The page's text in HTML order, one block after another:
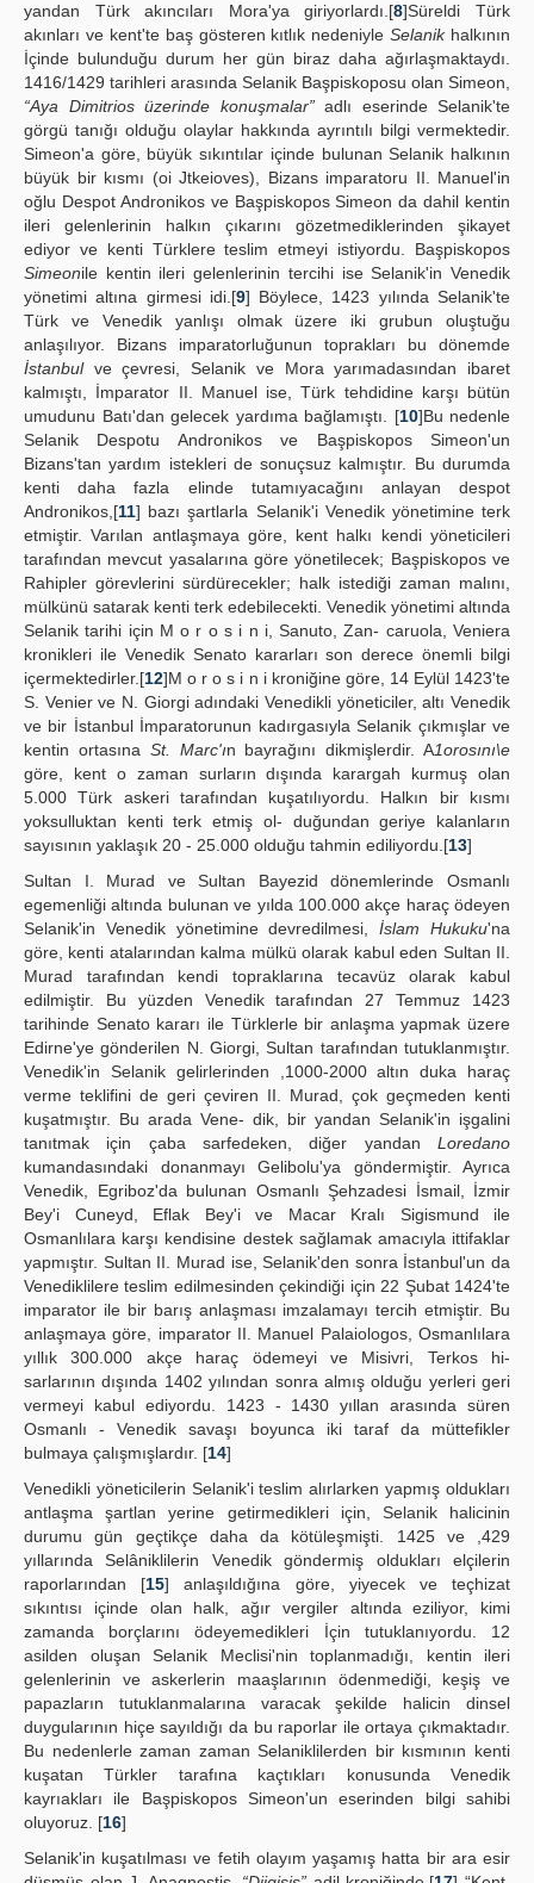
yandan Türk akıncıları Mora'ya giriyorlardı.[8]Süreldi Türk
akınları ve kent'te baş gösteren kıtlık nedeniyleSelanikhalkının
İçinde bulunduğu durum her gün biraz daha ağırlaşmaktaydı.
1416/1429 tarihleri arasında Selanik Başpiskoposu olan Simeon,
“Aya Dimitrios üzerinde konuşmalar”adlı eserinde Selanik'te
görgü tanığı olduğu olaylar hakkında ayrıntılı bilgi vermektedir.
Simeon'a göre, büyük sıkıntılar içinde bulunan Selanik halkının
büyük bir kısmı (oi Jtkeioves), Bizans imparatoru II. Manuel'in
oğlu Despot Andronikos ve Başpiskopos Simeon da dahil kentin
ileri gelenlerinin halkın çıkarını gözetmediklerinden şikayet
ediyor ve kenti Türklere teslim etmeyi istiyordu. Başpiskopos
Simeonile kentin ileri gelenlerinin tercihi ise Selanik'in Venedik
yönetimi altına girmesi idi.[9] Böylece, 1423 yılında Selanik'te
Türk ve Venedik yanlışı olmak üzere iki grubun oluştuğu
anlaşılıyor. Bizans imparatorluğunun toprakları bu dönemde
İstanbulve çevresi, Selanik ve Mora yarımadasından ibaret
kalmıştı, İmparator II. Manuel ise, Türk tehdidine karşı bütün
umudunu Batı'dan gelecek yardıma bağlamıştı. [10]Bu nedenle
Selanik Despotu Andronikos ve Başpiskopos Simeon'un
Bizans'tan yardım istekleri de sonuçsuz kalmıştır. Bu durumda
kenti daha fazla elinde tutamıyacağını anlayan despot
Andronikos,[11] bazı şartlarla Selanik'i Venedik yönetimine terk
etmiştir. Varılan antlaşmaya göre, kent halkı kendi yöneticileri
tarafından mevcut yasalarına göre yönetilecek; Başpiskopos ve
Rahipler görevlerini sürdürecekler; halk istediği zaman malını,
mülkünü satarak kenti terk edebilecekti. Venedik yönetimi altında
Selanik tarihi için M o r o s i n i, Sanuto, Zan- caruola, Veniera
kronikleri ile Venedik Senato kararları son derece önemli bilgi
içermektedirler.[12]M o r o s i n i kroniğine göre, 14 Eylül 1423'te
S. Venier ve N. Giorgi adındaki Venedikli yöneticiler, altı Venedik
ve bir İstanbul İmparatorunun kadırgasıyla Selanik çıkmışlar ve
kentin ortasına St. Marc'ın bayrağını dikmişlerdir. A1orosını\e
göre, kent o zaman surların dışında karargah kurmuş olan
5.000 Türk askeri tarafından kuşatılıyordu. Halkın bir kısmı
yoksulluktan kenti terk etmiş ol- duğundan geriye kalanların
sayısının yaklaşık 20 - 25.000 olduğu tahmin ediliyordu.[13]
Sultan I. Murad ve Sultan Bayezid dönemlerinde Osmanlı
egemenliği altında bulunan ve yılda 100.000 akçe haraç ödeyen
Selanik'in Venedik yönetimine devredilmesi,İslam Hukuku'na
göre, kenti atalarından kalma mülkü olarak kabul eden Sultan II.
Murad tarafından kendi topraklarına tecavüz olarak kabul
edilmiştir. Bu yüzden Venedik tarafından 27 Temmuz 1423
tarihinde Senato kararı ile Türklerle bir anlaşma yapmak üzere
Edirne'ye gönderilen N. Giorgi, Sultan tarafından tutuklanmıştır.
Venedik'in Selanik gelirlerinden ,1000-2000 altın duka haraç
verme teklifini de geri çeviren II. Murad, çok geçmeden kenti
kuşatmıştır. Bu arada Vene- dik, bir yandan Selanik'in işgalini
tanıtmak için çaba sarfedeken, diğer yandan Loredano
kumandasındaki donanmayı Gelibolu'ya göndermiştir. Ayrıca
Venedik, Egriboz'da bulunan Osmanlı Şehzadesi İsmail, İzmir
Bey'i Cuneyd, Eflak Bey'i ve Macar Kralı Sigismund ile
Osmanlılara karşı kendisine destek sağlamak amacıyla ittifaklar
yapmıştır. Sultan II. Murad ise, Selanik'den sonra İstanbul'un da
Venediklilere teslim edilmesinden çekindiği için 22 Şubat 1424'te
imparator ile bir barış anlaşması imzalamayı tercih etmiştir. Bu
anlaşmaya göre, imparator II. Manuel Palaiologos, Osmanlılara
yıllık 300.000 akçe haraç ödemeyi ve Misivri, Terkos hi-
sarlarının dışında 1402 yılından sonra almış olduğu yerleri geri
vermeyi kabul ediyordu. 1423 - 1430 yıllan arasında süren
Osmanlı - Venedik savaşı boyunca iki taraf da müttefikler
bulmaya çalışmışlardır. [14]
Venedikli yöneticilerin Selanik'i teslim alırlarken yapmış oldukları
antlaşma şartlan yerine getirmedikleri için, Selanik halicinin
durumu gün geçtikçe daha da kötüleşmişti. 1425 ve ,429
yıllarında Selâniklilerin Venedik göndermiş oldukları elçilerin
raporlarından [15] anlaşıldığına göre, yiyecek ve teçhizat
sıkıntısı içinde olan halk, ağır vergiler altında eziliyor, kimi
zamanda borçlarını ödeyemedikleri İçin tutuklanıyordu. 12
asilden oluşan Selanik Meclisi'nin toplanmadığı, kentin ileri
gelenlerinin ve askerlerin maaşlarının ödenmediği, keşiş ve
papazların tutuklanmalarına varacak şekilde halicin dinsel
duygularının hiçe sayıldığı da bu raporlar ile ortaya çıkmaktadır.
Bu nedenlerle zaman zaman Selaniklilerden bir kısmının kenti
kuşatan Türkler tarafına kaçtıkları konusunda Venedik
kayrıakları ile Başpiskopos Simeon'un eserinden bilgi sahibi
oluyoruz. [16]
Selanik'in kuşatılması ve fetih olayım yaşamış hatta bir ara esir